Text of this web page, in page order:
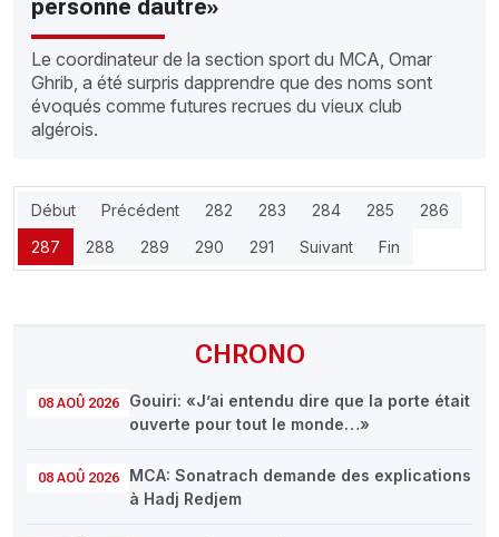
CHRONO
08 AOÛ 2026
Gouiri: «J’ai entendu dire que la porte était
ouverte pour tout le monde…»
08 AOÛ 2026
MCA: Sonatrach demande des explications
à Hadj Redjem
personne dautre»
Le coordinateur de la section sport du MCA, Omar
Ghrib, a été surpris dapprendre que des noms sont
évoqués comme futures recrues du vieux club
algérois.
Début Précédent 282 283 284 285
286
287
288 289 290 291 Suivant Fin